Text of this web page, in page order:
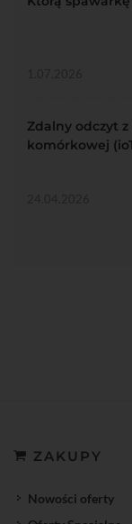
Zdalny odczyt
komórkowej
ZAKUPY
Nowości oferty